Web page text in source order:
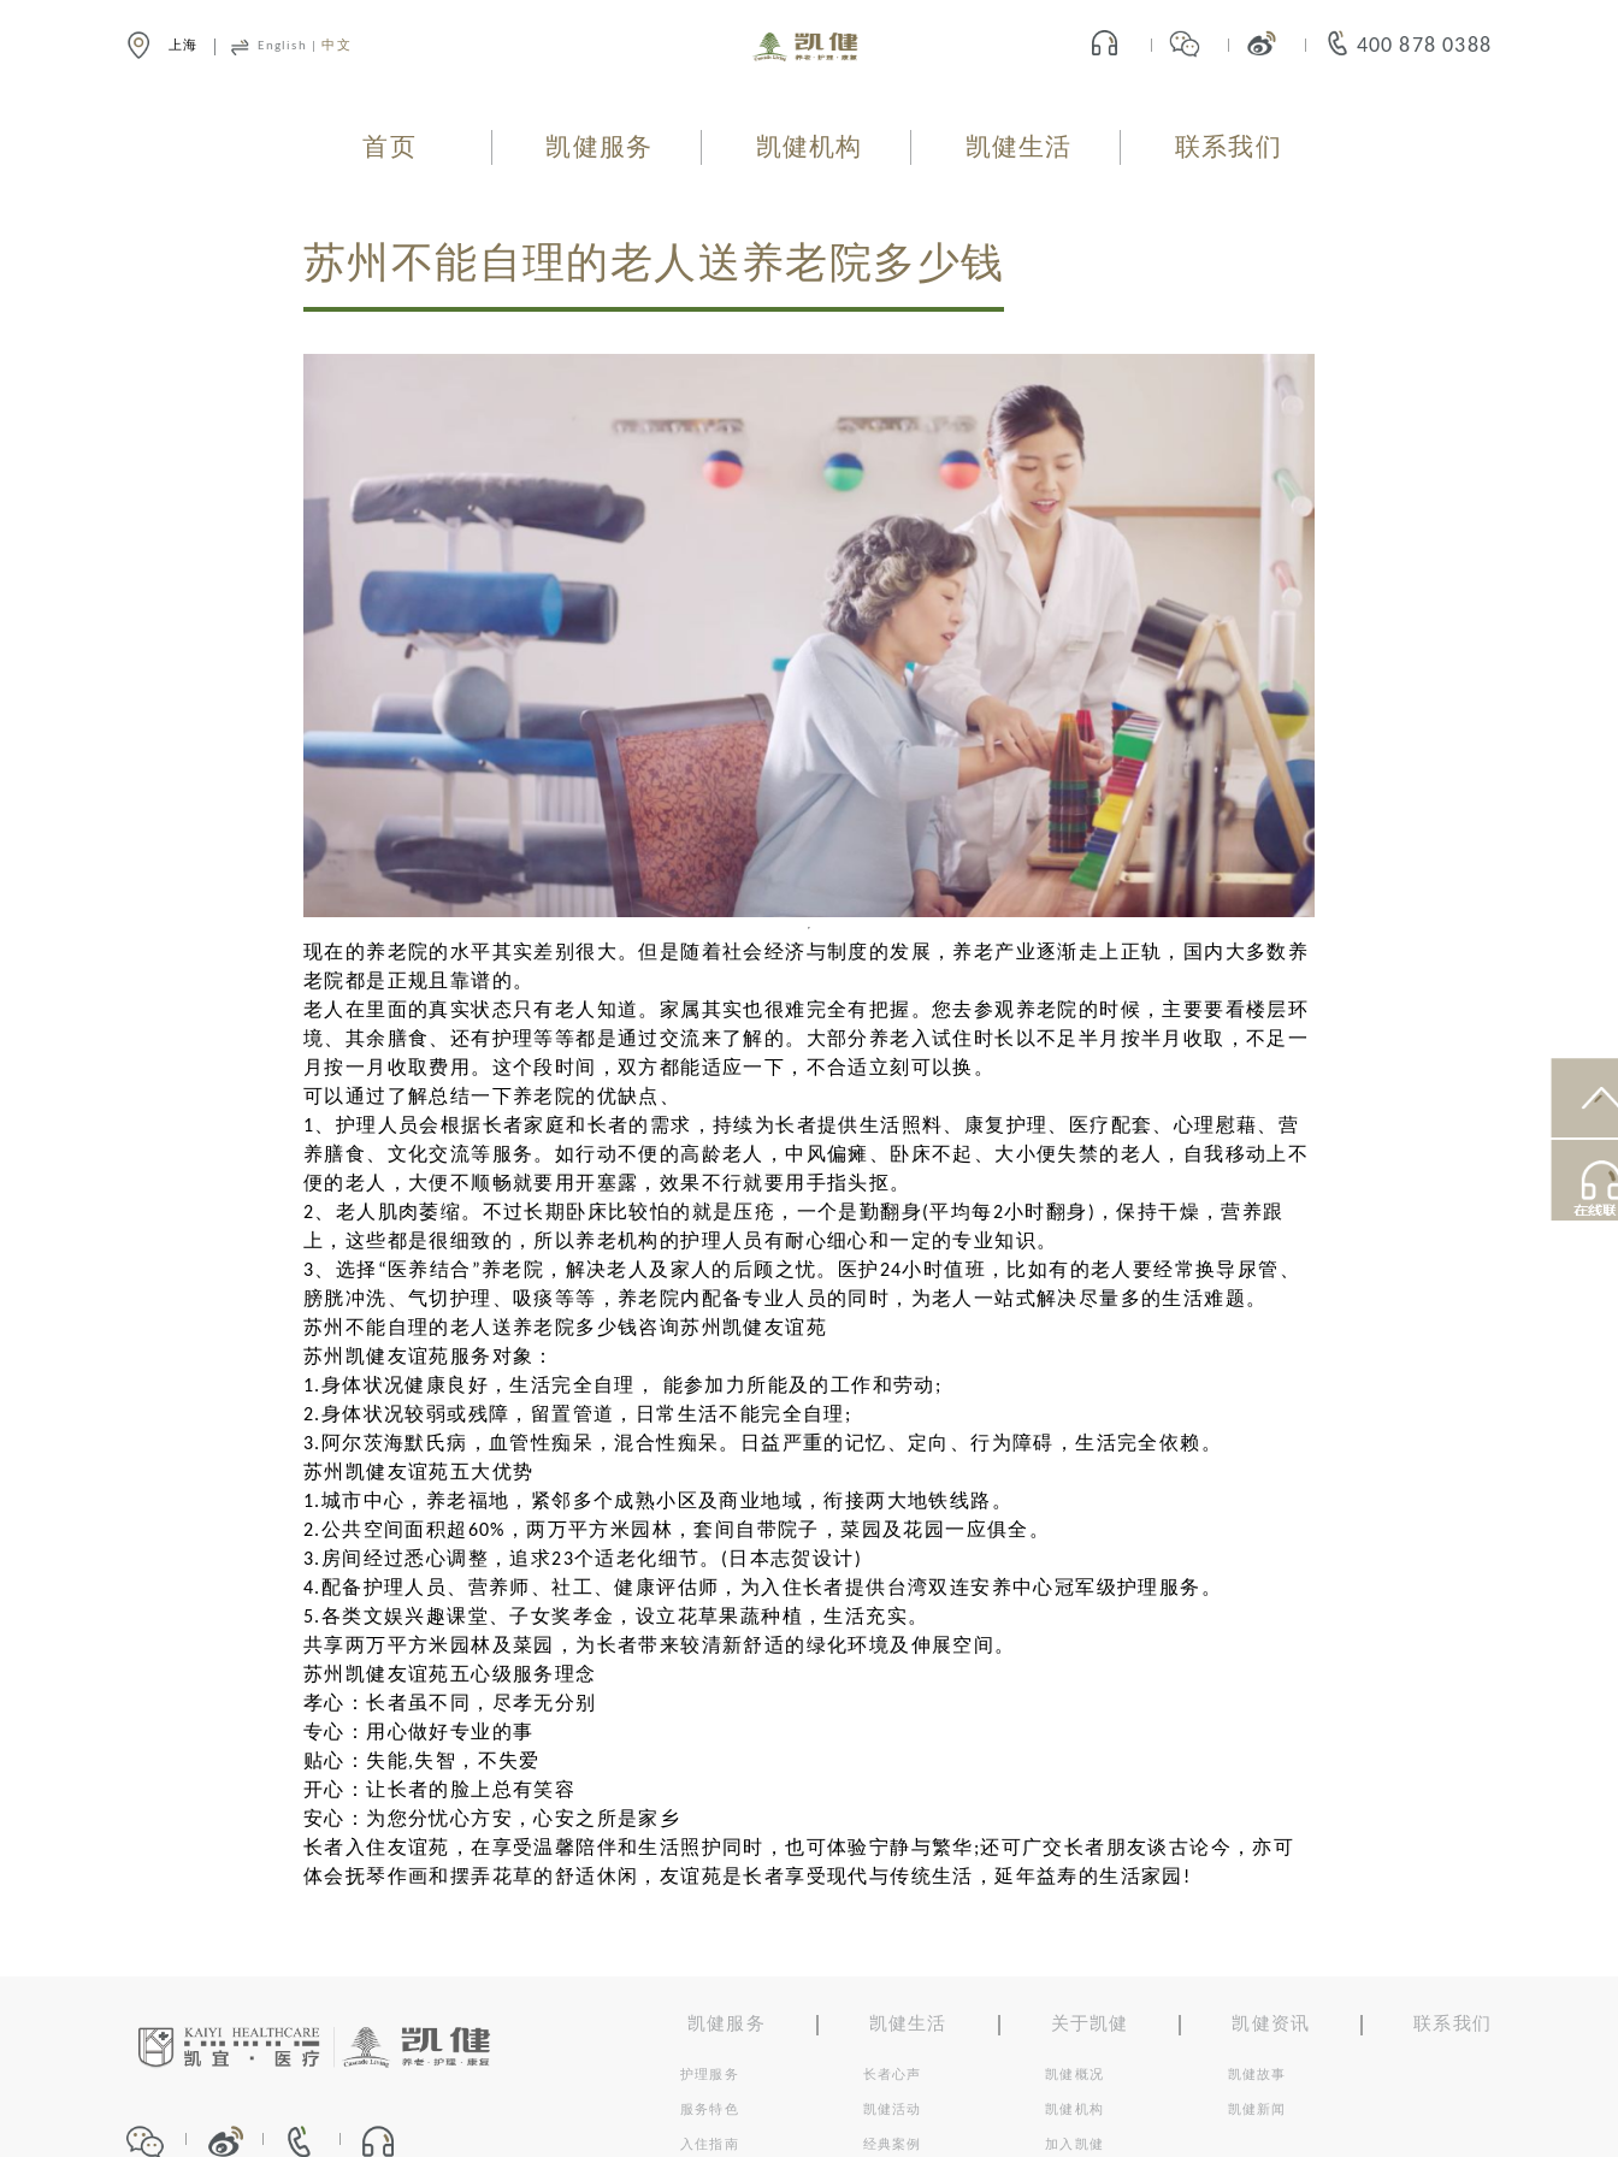
上海 English |中文 400 878 0388
首页 凯健服务 凯健机构 凯健生活 联系我们
苏州不能自理的老人送养老院多少钱
现在的养老院的水平其实差别很大。但是随着社会经济与制度的发展，养老产业逐渐走上正轨，国内大多数养
老院都是正规且靠谱的。
老人在里面的真实状态只有老人知道。家属其实也很难完全有把握。您去参观养老院的时候，主要要看楼层环
境、其余膳食、还有护理等等都是通过交流来了解的。大部分养老入试住时长以不足半月按半月收取，不足一
月按一月收取费用。这个段时间，双方都能适应一下，不合适立刻可以换。
可以通过了解总结一下养老院的优缺点、
1、护理人员会根据长者家庭和长者的需求，持续为长者提供生活照料、康复护理、医疗配套、心理慰藉、营
养膳食、文化交流等服务。如行动不便的高龄老人，中风偏瘫、卧床不起、大小便失禁的老人，自我移动上不
便的老人，大便不顺畅就要用开塞露，效果不行就要用手指头抠。
2、老人肌肉萎缩。不过长期卧床比较怕的就是压疮，一个是勤翻身(平均每2小时翻身)，保持干燥，营养跟
上，这些都是很细致的，所以养老机构的护理人员有耐心细心和一定的专业知识。
3、选择“医养结合”养老院，解决老人及家人的后顾之忧。医护24小时值班，比如有的老人要经常换导尿管、
膀胱冲洗、气切护理、吸痰等等，养老院内配备专业人员的同时，为老人一站式解决尽量多的生活难题。
苏州不能自理的老人送养老院多少钱咨询苏州凯健友谊苑
苏州凯健友谊苑服务对象：
1.身体状况健康良好，生活完全自理， 能参加力所能及的工作和劳动;
2.身体状况较弱或残障，留置管道，日常生活不能完全自理;
3.阿尔茨海默氏病，血管性痴呆，混合性痴呆。日益严重的记忆、定向、行为障碍，生活完全依赖。
苏州凯健友谊苑五大优势
1.城市中心，养老福地，紧邻多个成熟小区及商业地域，衔接两大地铁线路。
2.公共空间面积超60%，两万平方米园林，套间自带院子，菜园及花园一应俱全。
3.房间经过悉心调整，追求23个适老化细节。(日本志贺设计)
4.配备护理人员、营养师、社工、健康评估师，为入住长者提供台湾双连安养中心冠军级护理服务。
5.各类文娱兴趣课堂、子女奖孝金，设立花草果蔬种植，生活充实。
共享两万平方米园林及菜园，为长者带来较清新舒适的绿化环境及伸展空间。
苏州凯健友谊苑五心级服务理念
孝心：长者虽不同，尽孝无分别
专心：用心做好专业的事
贴心：失能,失智，不失爱
开心：让长者的脸上总有笑容
安心：为您分忧心方安，心安之所是家乡
长者入住友谊苑，在享受温馨陪伴和生活照护同时，也可体验宁静与繁华;还可广交长者朋友谈古论今，亦可
体会抚琴作画和摆弄花草的舒适休闲，友谊苑是长者享受现代与传统生活，延年益寿的生活家园!
凯健服务 凯健生活 关于凯健 凯健资讯 联系我们
护理服务
服务特色
入住指南
长者心声
凯健活动
经典案例
凯健概况
凯健机构
加入凯健
凯健故事
凯健新闻